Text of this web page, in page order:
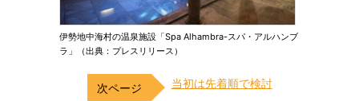
伊勢地中海村の温泉施設「Spa Alhambra-スパ・アルハンブ
ラ」（出典：プレスリリース）
当初は先着順で検討